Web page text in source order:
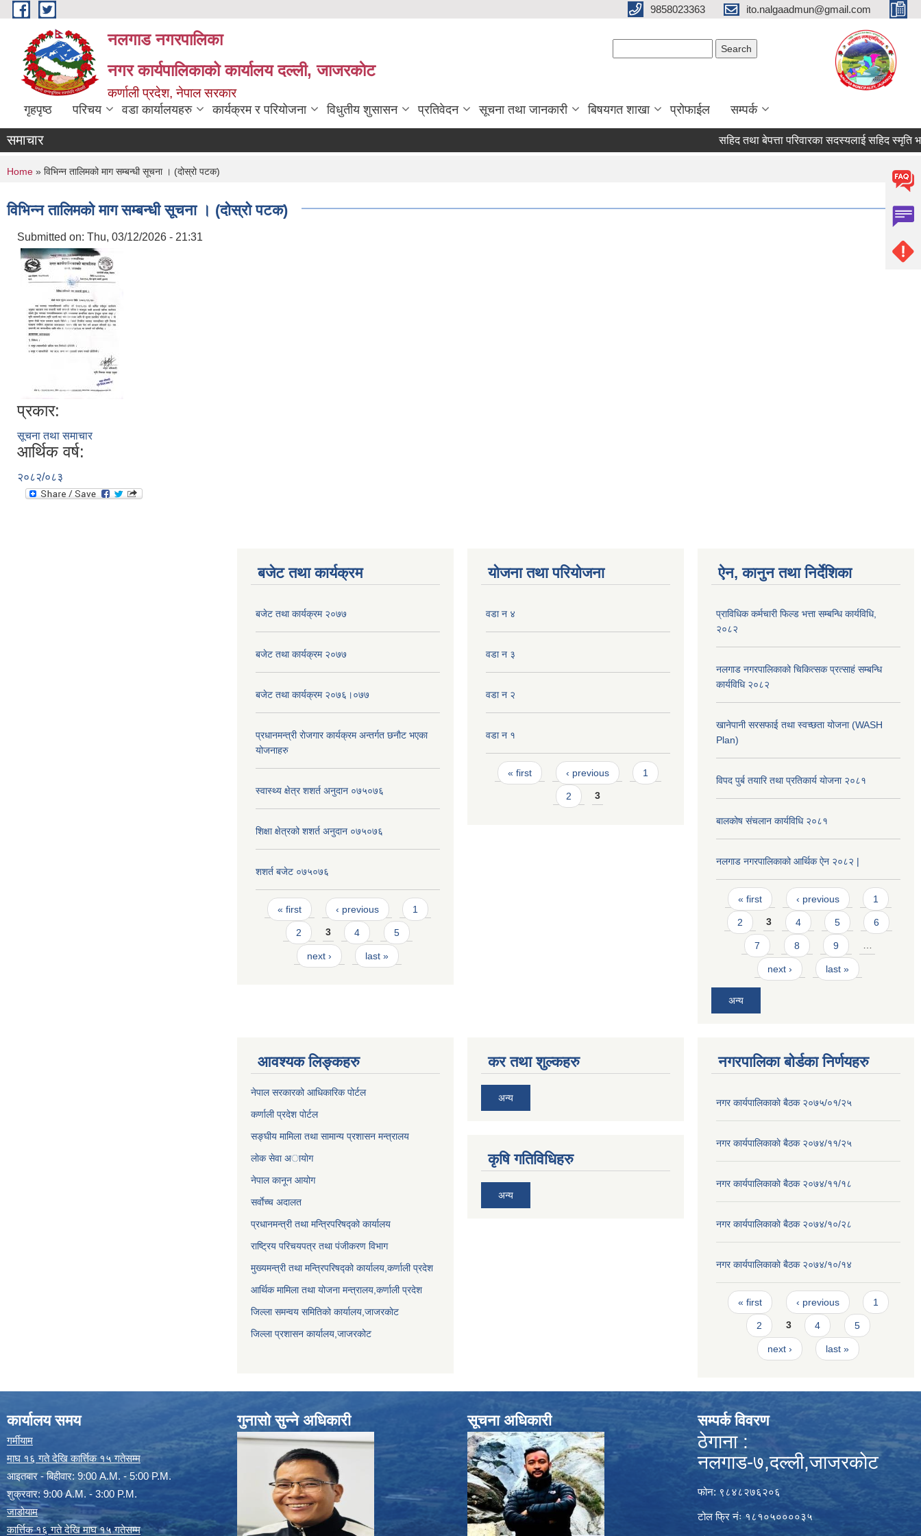
Skip to main content 9858023363 ito.nalgaadmun@gmail.com
नलगाड नगरपालिका
नगर कार्यपालिकाको कार्यालय दल्ली, जाजरकाेट
कर्णाली प्रदेश, नेपाल सरकार
गृहपृष्ठ परिचय वडा कार्यालयहरु कार्यक्रम र परियोजना विधुतीय शुसासन प्रतिवेदन सूचना तथा जानकारी बिषयगत शाखा प्रोफाईल सम्पर्क
समाचार सहिद तथा बेपत्ता परिवारका सदस्यलाई सहिद स्मृति भत्ता
You are here
Home » विभिन्न तालिमको माग सम्बन्धी सूचना । (दोस्रो पटक)
विभिन्न तालिमको माग सम्बन्धी सूचना । (दोस्रो पटक)
Submitted on: Thu, 03/12/2026 - 21:31
प्रकार:
सूचना तथा समाचार
आर्थिक वर्ष:
२०८२/०८३
बजेट तथा कार्यक्रम
बजेट तथा कार्यक्रम २०७७
बजेट तथा कार्यक्रम २०७७
बजेट तथा कार्यक्रम २०७६।०७७
प्रधानमन्त्री राेजगार कार्यक्रम अन्तर्गत छनाैट भएका
योजनाहरु
स्वास्थ्य क्षेत्र शशर्त अनुदान ०७५०७६
शिक्षा क्षेत्रको शशर्त अनुदान ०७५०७६
शशर्त बजेट ०७५०७६
Pages
« first ‹ previous 1
2 3 4 5
next › last »
योजना तथा परियोजना
वडा न ४
वडा न ३
वडा न‌‍ २
वडा न १
Pages
« first ‹ previous 1
2 3
ऐन, कानुन तथा निर्देशिका
प्राविधिक कर्मचारी फिल्ड भत्ता सम्बन्धि कार्यविधि,
२०८२
नलगाड नगरपालिकाको चिकित्सक प्रत्साहं सम्बन्धि
कार्यविधि २०८२
खानेपानी सरसफाई तथा स्वच्छता योजना (WASH
Plan)
विपद पुर्ब तयारि तथा प्रतिकार्य योजना २०८१
बालकोष संचलान कार्यविधि २०८१
नलगाड नगरपालिकाको आर्थिक ऐन २०८२ |
Pages
« first ‹ previous 1
2 3 4 5 6
7 8 9 …
next › last »
अन्य
आवश्यक लिङ्कहरु
नेपाल सरकारको आधिकारिक पोर्टल
कर्णाली प्रदेश पोर्टल
सङ्घीय मामिला तथा सामान्य प्रशासन मन्त्रालय
लाेक सेवा अायाेग
नेपाल कानून आयोग
सर्वाेच्च अदालत
प्रधानमन्त्री तथा मन्त्रिपरिषद्को कार्यालय
राष्ट्रिय परिचयपत्र तथा पंजीकरण विभाग
मुख्यमन्त्री तथा मन्त्रिपरिषद्को कार्यालय,कर्णाली प्रदेश
आर्थिक मामिला तथा योजना मन्त्रालय,कर्णाली प्रदेश
जिल्ला समन्वय समितिको कार्यालय,जाजरकाेट
जिल्ला प्रशासन कार्यालय,जाजरकोट
कर तथा शुल्कहरु
अन्य
कृषि गतिविधिहरु
अन्य
नगरपालिका बोर्डका निर्णयहरु
नगर कार्यपालिकाकाे बैठक २०७५/०१/२५
नगर कार्यपालिकाकाे बैठक २०७४/११/२५
नगर कार्यपालिकाकाे बैठक २०७४/११/१८
नगर कार्यपालिकाकाे बैठक २०७४/१०/२८
नगर कार्यपालिकाकाे बैठक २०७४/१०/१४
Pages
« first ‹ previous 1
2 3 4 5
next › last »
कार्यालय समय
गर्मीयाम
माघ १६ गते देखि कार्त्तिक १५ गतेसम्म
आइतबार - बिहीवार: 9:00 A.M. - 5:00 P.M.
शुक्रवार: 9:00 A.M. - 3:00 P.M.
जाडोयाम
कार्त्तिक १६ गते देखि माघ १५ गतेसम्म
गुनासो सुन्ने अधिकारी सूचना अधिकारी सम्पर्क विवरण
ठेगाना :
नलगाड-७,दल्ली,जाजरकाेट
फोन: ९८४८२७६२०६
टोल फ्रि नंः १८१०५००००३५